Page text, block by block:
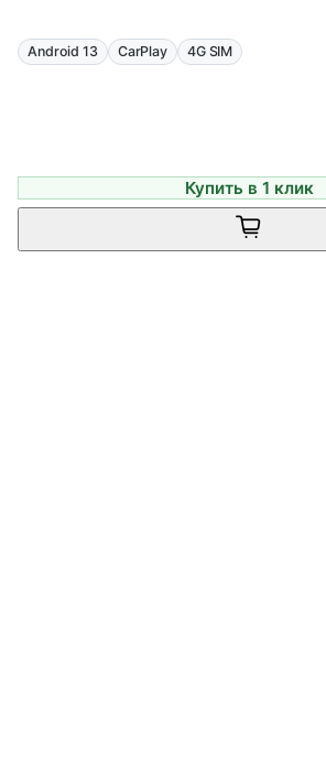
Android 13 CarPlay 4G SIM
Купить в 1 клик